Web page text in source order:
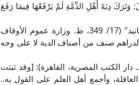
وَتَرَكَ دِيَةَ أَهْلِ الذِّمَّةِ لَمْ يَرْفَعْهَا فِيمَا رَفَعَ
قال الإمام ابن عبد البر في "التمهيد لما في الموطأ من المعاني والأسانيد" (17/ 349، ط. وزارة عموم الأوقاف
صنف من أصناف الدية لا على وجه
القرطبي في كتابه "الجامع لأحكام القرآن" (5/ 320-321، ط. دار الكتب المصرية، القاهرة): [وقد ثبتت
وأجمع أهل العلم على القول به..